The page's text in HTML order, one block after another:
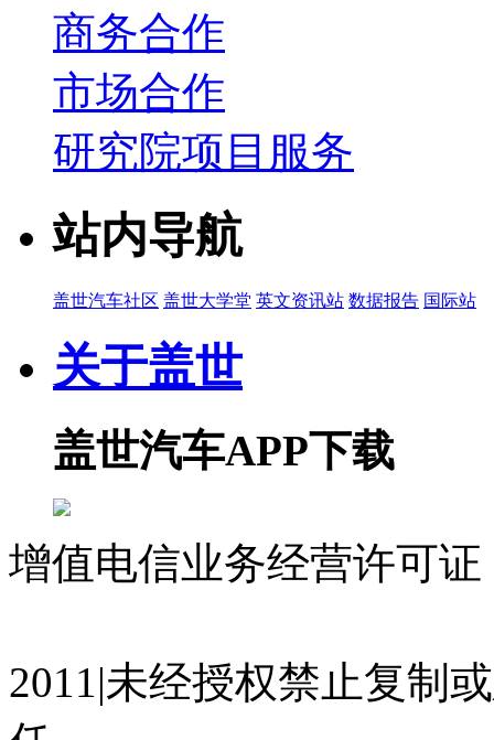
商务合作
市场合作
研究院项目服务
站内导航
盖世汽车社区 盖世大学堂 英文资讯站 数据报告 国际站
关于盖世
盖世汽车APP下载
增值电信业务经营许可
2011|未经授权禁止复制